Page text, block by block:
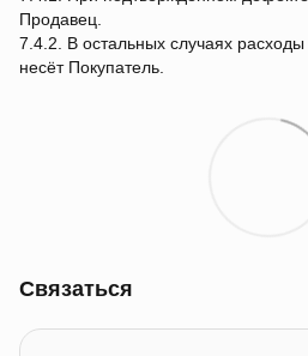
Продавец.
7.4.2. В остальных случаях
несёт Покупатель.
Связаться